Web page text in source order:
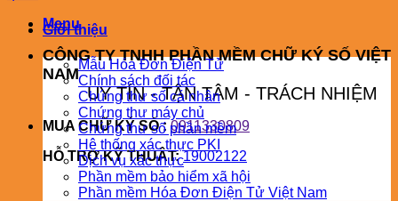
Menu
CÔNG TY TNHH PHẦN MỀM CHỮ KÝ SỐ VIỆT
NAM
UY TÍN - TẬN TÂM - TRÁCH NHIỆM
MUA CHỮ KÝ SỐ : 0911330809
HỖ TRỢ KỸ THUÂT:19002122
Giới thiệu
Mẫu Hóa Đơn Điện Tử
Chính sách đối tác
Chứng thư số cá nhân
Chứng thư máy chủ
Chứng thư số phần mềm
Hệ thống xác thực PKI
Dịch vụ xác thực
Phần mềm bảo hiểm xã hội
Phần mềm Hóa Đơn Điện Tử Việt Nam